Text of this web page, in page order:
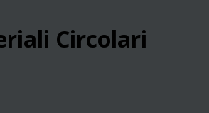
Circolari